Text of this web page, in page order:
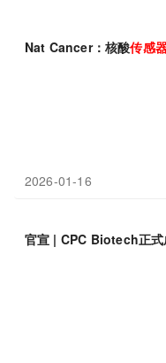
Nat Cancer：核酸传感
2026-01-16
官宣 | CPC Biotech正式